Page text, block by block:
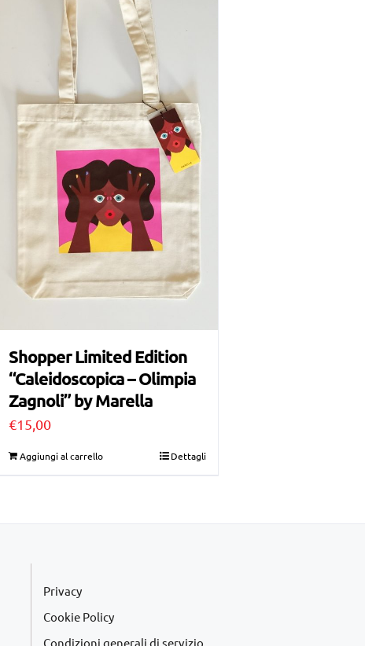
Shopper Limited Edition
“Caleidoscopica – Olimpia
Zagnoli” by Marella
€15,00
Aggiungi al carrello Dettagli
Privacy
Cookie Policy
Condizioni generali di servizio